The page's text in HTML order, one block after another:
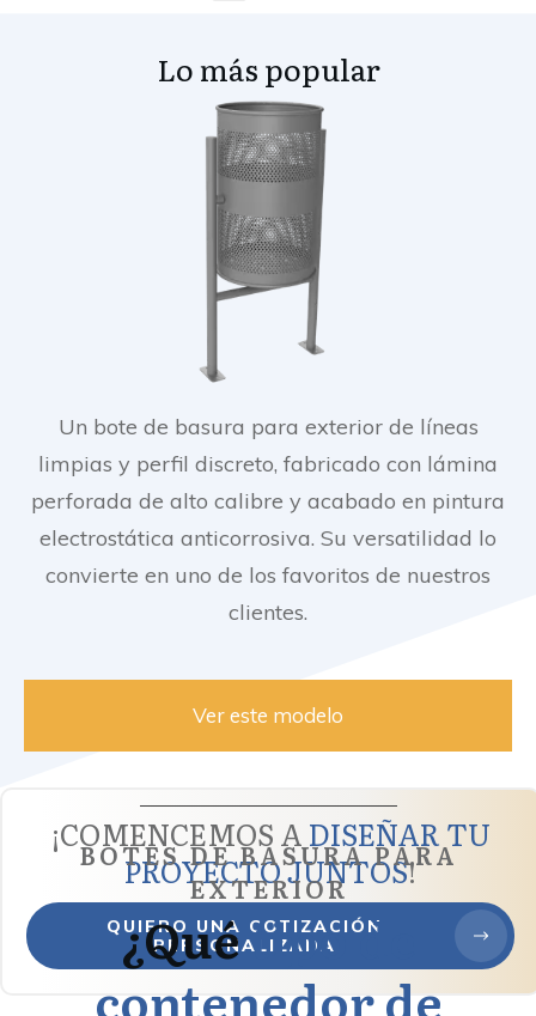
Lo más popular
Un bote de basura para exterior de líneas
limpias y perfil discreto, fabricado con lámina
perforada de alto calibre y acabado en pintura
electrostática anticorrosiva. Su versatilidad lo
convierte en uno de los favoritos de nuestros
clientes.
Ver este modelo
¡COMENCEMOS A DISEÑAR TU
PROYECTO JUNTOS!
QUIERO UNA COTIZACIÓN
PERSONALIZADA
BOTES DE BASURA PARA
EXTERIOR
¿Quétipo de
contenedor de